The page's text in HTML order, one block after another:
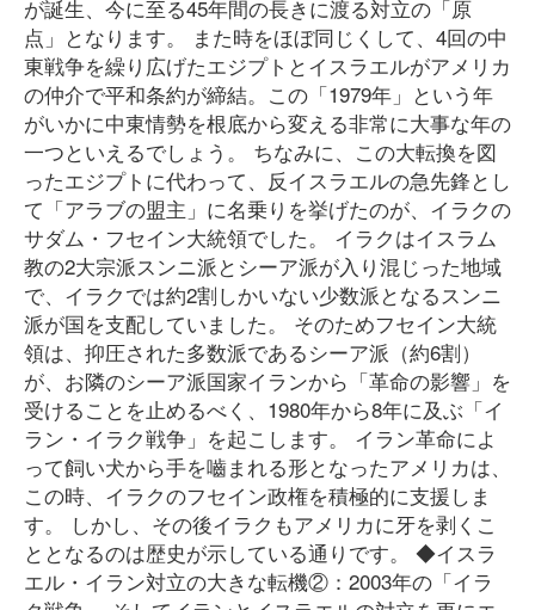
が誕生、今に至る45年間の長きに渡る対立の「原
点」となります。 また時をほぼ同じくして、4回の中
東戦争を繰り広げたエジプトとイスラエルがアメリカ
の仲介で平和条約が締結。この「1979年」という年
がいかに中東情勢を根底から変える非常に大事な年の
一つといえるでしょう。 ちなみに、この大転換を図
ったエジプトに代わって、反イスラエルの急先鋒とし
て「アラブの盟主」に名乗りを挙げたのが、イラクの
サダム・フセイン大統領でした。 イラクはイスラム
教の2大宗派スンニ派とシーア派が入り混じった地域
で、イラクでは約2割しかいない少数派となるスンニ
派が国を支配していました。 そのためフセイン大統
領は、抑圧された多数派であるシーア派（約6割）
が、お隣のシーア派国家イランから「革命の影響」を
受けることを止めるべく、1980年から8年に及ぶ「イ
ラン・イラク戦争」を起こします。 イラン革命によ
って飼い犬から手を嚙まれる形となったアメリカは、
この時、イラクのフセイン政権を積極的に支援しま
す。 しかし、その後イラクもアメリカに牙を剥くこ
ととなるのは歴史が示している通りです。 ◆イスラ
エル・イラン対立の大きな転機②：2003年の「イラ